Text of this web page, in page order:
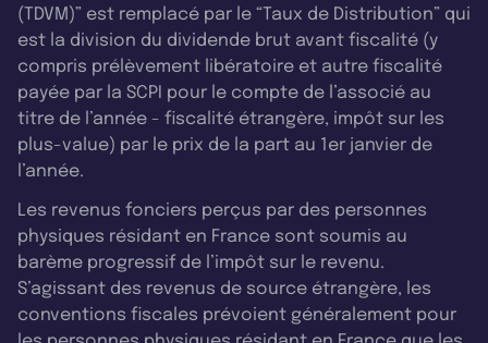
(TDVM)” est remplacé par le “Taux de Distribution” qui
est la division du dividende brut avant fiscalité (y
compris prélèvement libératoire et autre fiscalité
payée par la SCPI pour le compte de l’associé au
titre de l’année - fiscalité étrangère, impôt sur les
plus-value) par le prix de la part au 1er janvier de
l’année.
Les revenus fonciers perçus par des personnes
physiques résidant en France sont soumis au
barème progressif de l’impôt sur le revenu.
S’agissant des revenus de source étrangère, les
conventions fiscales prévoient généralement pour